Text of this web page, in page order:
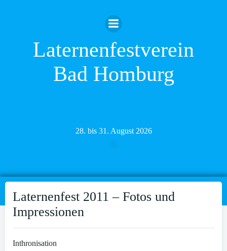
Inhalt
springen
Laternenfestverein
Bad Homburg
28. bis 31. August 2026
Laternenfest 2011 – Fotos und
Impressionen
Inthronisation